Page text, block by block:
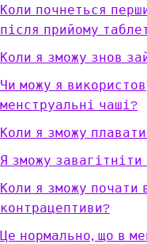
Коли почнеться
після прийому
Коли я зможу знов
Чи можу я
менструальні чаші?
Коли я зможу
Я зможу завагітніти
Коли я зможу почати
контрацептиви?
Це нормально, що в